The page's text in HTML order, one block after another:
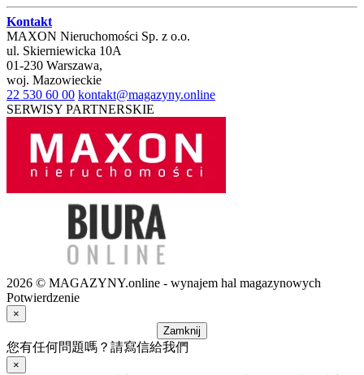
Kontakt
MAXON Nieruchomości Sp. z o.o.
ul. Skierniewicka 10A
01-230 Warszawa,
woj. Mazowieckie
22 530 60 00 kontakt@magazyny.online
SERWISY PARTNERSKIE
2026 © MAGAZYNY.online - wynajem hal magazynowych
Potwierdzenie
×
Zamknij
您有任何問題嗎？請寫信給我們
×